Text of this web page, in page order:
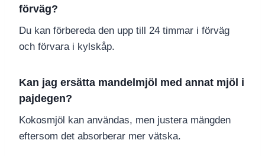
förväg?
Du kan förbereda den upp till 24 timmar i förväg
och förvara i kylskåp.
Kan jag ersätta mandelmjöl med annat mjöl i
pajdegen?
Kokosmjöl kan användas, men justera mängden
eftersom det absorberar mer vätska.